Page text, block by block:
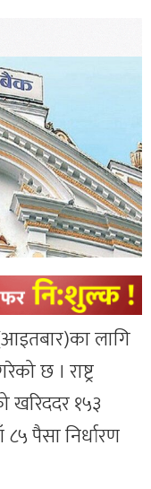
लागि
छ । राष्ट्र
१५३
पैसा निर्धारण